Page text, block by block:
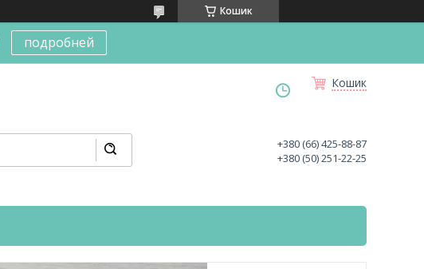
Кошик
подробней
Кошик
+380 (66) 425-88-87
+380 (50) 251-22-25